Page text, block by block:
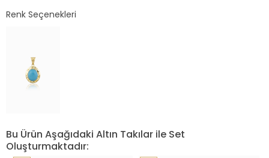
Renk Seçenekleri
Bu Ürün Aşağıdaki Altın Takılar ile Set
Oluşturmaktadır: